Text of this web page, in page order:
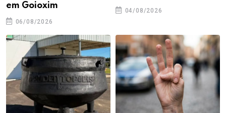
em Goioxim
06/08/2026
04/08/2026